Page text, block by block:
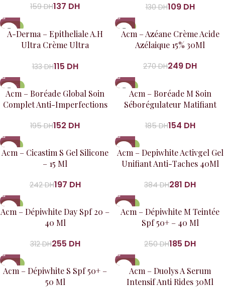
159DH137 DH 130DH109 DH
-14%
A-Derma – Epitheliale A.H
Ultra Crème Ultra
133DH115 DH
-8%
Acm – Azéane Crème Acide
Azélaique 15% 30Ml
270DH249 DH
-22%
Acm – Boréade Global Soin
Complet Anti-Imperfections
195DH152 DH
-17%
Acm – Boréade M Soin
Séborégulateur Matifiant
185DH154 DH
-19%
Acm – Cicastim S Gel Silicone
– 15 Ml
242DH197 DH
-27%
Acm – Depiwhite Activgel Gel
Unifiant Anti-Taches 40Ml
384DH281 DH
-18%
Acm – Dépiwhite Day Spf 20 –
40 Ml
312DH255 DH
-26%
Acm – Dépiwhite M Teintée
Spf 50+ – 40 Ml
250DH185 DH
-22%
Acm – Dépiwhite S Spf 50+ –
50 Ml
-34%
Acm – Duolys A Serum
Intensif Anti Rides 30Ml